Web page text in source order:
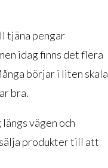
tjäna pengar
idag finns det flera
börjar i liten skala
bra.
vägen och
produkter till att